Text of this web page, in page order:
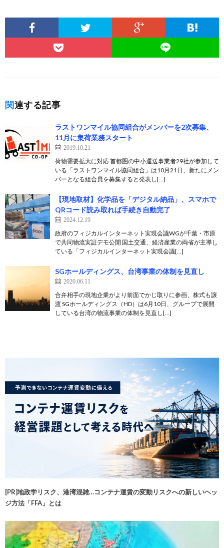
関連する記事
ラストワンマイル協同組合がメンバーを2次募集、
11月に集荷業務スタート
2019.10.21
荷物需要拡大に対応 首都圏の中小運送事業者29社が参加して
いる「ラストワンマイル協同組合」は10月21日、新たにメン
バーとなる組合員を募集すると発表し[…]
【現地取材】化学品を「デジタル納品」、スマホで
QRコード読み取れば手続き自動完了
2024.12.19
政府のフィジカルインターネット実現会議WGが千葉・市原
で共同物流実証デモ公開 国土交通、経済産業の両省が主導し
ている「フィジカルインターネット実現会議[…]
SGホールディングス、台湾事業の体制を見直し
2020.06.11
合弁相手の現地企業がより前面でかじ取りに参画、株式も譲
渡 SGホールディングス（HD）は6月10日、グループで展開
している台湾の物流事業の体制を見直し[…]
[PR]地政学リスク、港湾混雑…コンテナ運賃の変動リスクへの新しいヘッ
ジ方法「FFA」とは